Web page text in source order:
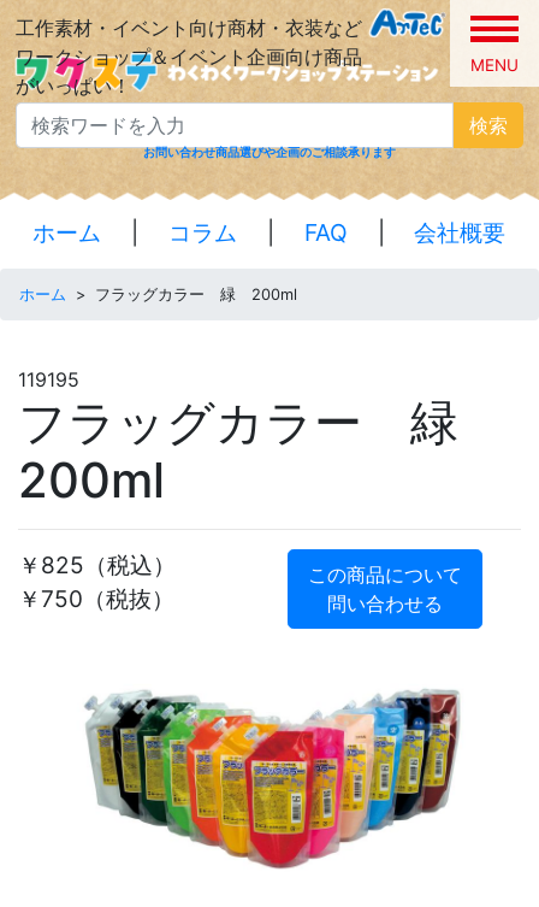
工作素材・イベント向け商材・衣装など
ワークショップ＆イベント企画向け商品
がいっぱい！
MENU
検索
お問い合わせ商品選びや企画のご相談承ります
ホーム コラム FAQ 会社概要
ホーム > フラッグカラー 緑 200ml
119195
フラッグカラー 緑
200ml
￥825 （税込）
￥750（税抜）
この商品について
問い合わせる